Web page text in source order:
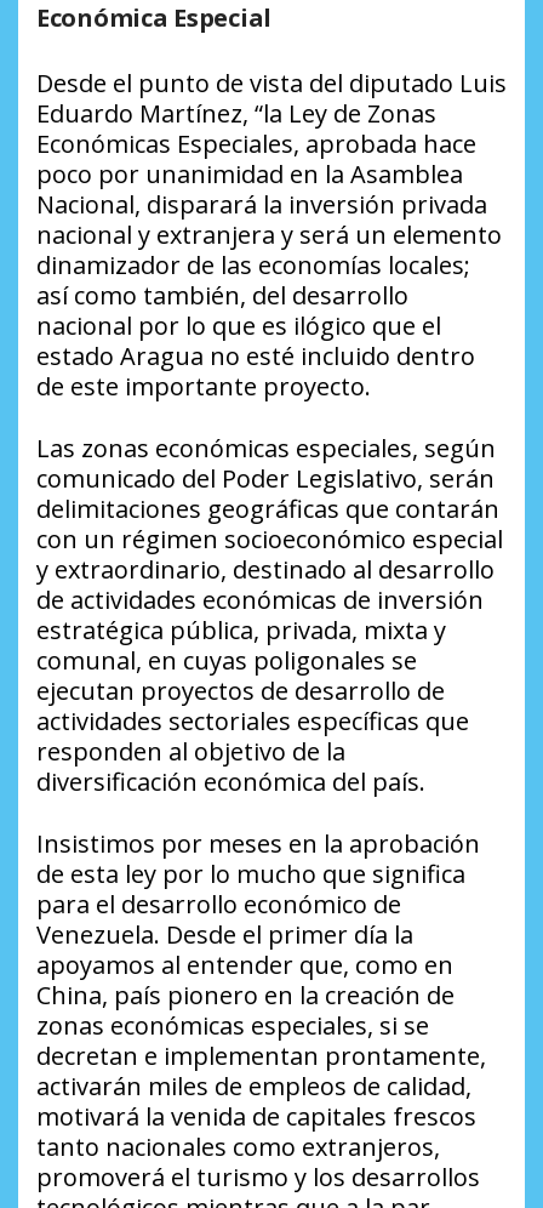
Económica Especial
Desde el punto de vista del diputado Luis
Eduardo Martínez, “la Ley de Zonas
Económicas Especiales, aprobada hace
poco por unanimidad en la Asamblea
Nacional, disparará la inversión privada
nacional y extranjera y será un elemento
dinamizador de las economías locales;
así como también, del desarrollo
nacional por lo que es ilógico que el
estado Aragua no esté incluido dentro
de este importante proyecto.
Las zonas económicas especiales, según
comunicado del Poder Legislativo, serán
delimitaciones geográficas que contarán
con un régimen socioeconómico especial
y extraordinario, destinado al desarrollo
de actividades económicas de inversión
estratégica pública, privada, mixta y
comunal, en cuyas poligonales se
ejecutan proyectos de desarrollo de
actividades sectoriales específicas que
responden al objetivo de la
diversificación económica del país.
Insistimos por meses en la aprobación
de esta ley por lo mucho que significa
para el desarrollo económico de
Venezuela. Desde el primer día la
apoyamos al entender que, como en
China, país pionero en la creación de
zonas económicas especiales, si se
decretan e implementan prontamente,
activarán miles de empleos de calidad,
motivará la venida de capitales frescos
tanto nacionales como extranjeros,
promoverá el turismo y los desarrollos